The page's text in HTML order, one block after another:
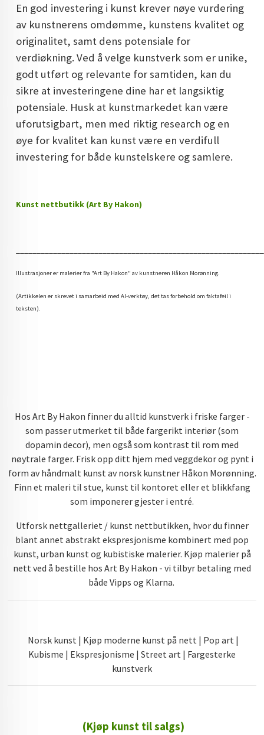
En god investering i kunst krever nøye vurdering
av kunstnerens omdømme, kunstens kvalitet og
originalitet, samt dens potensiale for
verdiøkning. Ved å velge kunstverk som er unike,
godt utført og relevante for samtiden, kan du
sikre at investeringene dine har et langsiktig
potensiale. Husk at kunstmarkedet kan være
uforutsigbart, men med riktig research og en
øye for kvalitet kan kunst være en verdifull
investering for både kunstelskere og samlere.
Kunst nettbutikk (Art By Hakon)
Illustrasjoner er malerier fra "Art By Hakon" av kunstneren Håkon Morønning.
(Artikkelen er skrevet i samarbeid med AI-verktøy, det tas forbehold om faktafeil i
teksten).
Hos Art By Hakon finner du alltid kunstverk i friske farger -
som passer utmerket til både fargerikt interiør (som
dopamin decor), men også som kontrast til rom med
nøytrale farger. Frisk opp ditt hjem med veggdekor og pynt i
form av håndmalt kunst av norsk kunstner Håkon Morønning.
Finn et maleri til stue, kunst til kontoret eller et blikkfang
som imponerer gjester i entré.
Utforsk nettgalleriet / kunst nettbutikken, hvor du finner
blant annet abstrakt ekspresjonisme kombinert med pop
kunst, urban kunst og kubistiske malerier. Kjøp malerier på
nett ved å bestille hos Art By Hakon - vi tilbyr betaling med
både Vipps og Klarna.
Norsk kunst | Kjøp moderne kunst på nett | Pop art |
Kubisme | Ekspresjonisme | Street art | Fargesterke
kunstverk
(Kjøp kunst til salgs)